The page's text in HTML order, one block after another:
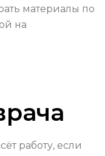
материалы по
на
работу, если